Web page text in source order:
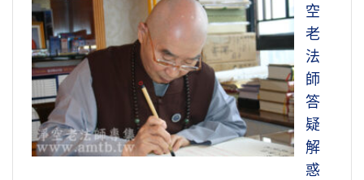
空
老
法
師
答
疑
解
惑